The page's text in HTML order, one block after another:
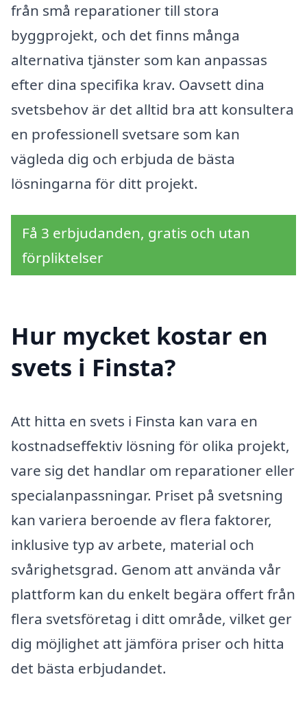
från små reparationer till stora
byggprojekt, och det finns många
alternativa tjänster som kan anpassas
efter dina specifika krav. Oavsett dina
svetsbehov är det alltid bra att konsultera
en professionell svetsare som kan
vägleda dig och erbjuda de bästa
lösningarna för ditt projekt.
Få 3 erbjudanden, gratis och utan
förpliktelser
Hur mycket kostar en
svets i Finsta?
Att hitta en svets i Finsta kan vara en
kostnadseffektiv lösning för olika projekt,
vare sig det handlar om reparationer eller
specialanpassningar. Priset på svetsning
kan variera beroende av flera faktorer,
inklusive typ av arbete, material och
svårighetsgrad. Genom att använda vår
plattform kan du enkelt begära offert från
flera svetsföretag i ditt område, vilket ger
dig möjlighet att jämföra priser och hitta
det bästa erbjudandet.